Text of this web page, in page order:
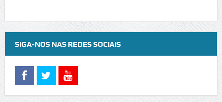
SIGA-NOS NAS REDES SOCIAIS